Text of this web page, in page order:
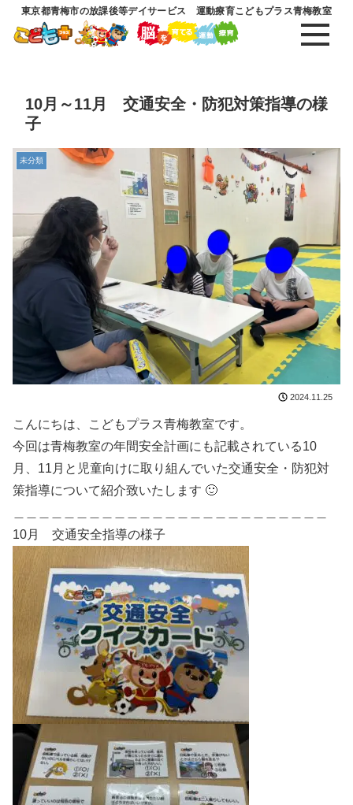
東京都青梅市の放課後等デイサービス 運動療育こどもプラス青梅教室
10月～11月 交通安全・防犯対策指導の様
子
未分類
2024.11.25
こんにちは、こどもプラス青梅教室です。
今回は青梅教室の年間安全計画にも記載されている10
月、11月と児童向けに取り組んでいた交通安全・防犯対
策指導について紹介致いたします 🙂
10月 交通安全指導の様子